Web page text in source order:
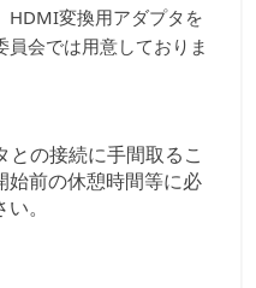
HDMI変換用アダプタを
員会では用意しておりま
の接続に手間取るこ
始前の休憩時間等に必
。